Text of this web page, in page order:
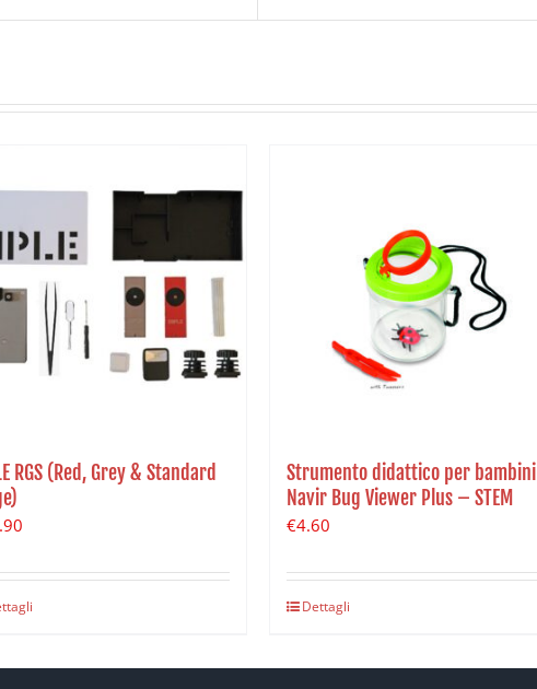
RGS (Red, Grey & Standard
Strumento didattico per bambini
Navir Bug Viewer Plus – STEM
€4.60
Dettagli